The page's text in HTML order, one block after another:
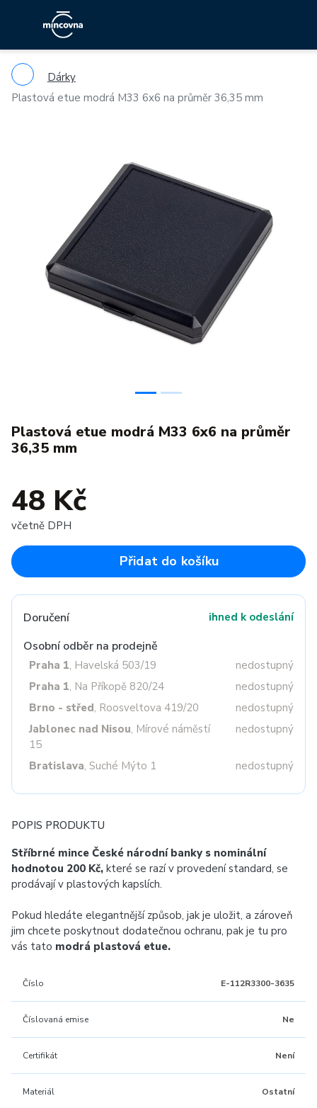
Dárky
Plastová etue modrá M33 6x6 na průměr 36,35 mm
Previous
Plastová etue modrá M33 6x6 na průměr
36,35 mm
48 Kč
včetně DPH
Přidat do košíku
Doručení ihned k odeslání
Osobní odběr na prodejně
Praha 1, Havelská 503/19
nedostupný
Praha 1, Na Příkopě 820/24
nedostupný
Brno - střed, Roosveltova 419/20
nedostupný
Jablonec nad Nisou, Mírové náměstí
15
nedostupný
Bratislava, Suché Mýto 1 nedostupný
POPIS PRODUKTU
Stříbrné mince České národní banky s nominální
hodnotou 200 Kč, které se razí v provedení standard, se
prodávají v plastových kapslích.
Pokud hledáte elegantnější způsob, jak je uložit, a zároveň
jim chcete poskytnout dodatečnou ochranu, pak je tu pro
vás tato modrá plastová etue.
Číslo E-112R3300-3635
Číslovaná emise Ne
Certifikát Není
Materiál Ostatní